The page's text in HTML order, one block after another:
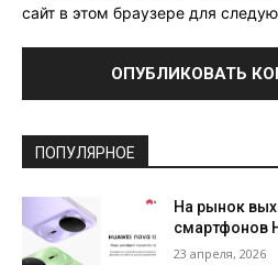
сайт в этом браузере для
ПОПУЛЯРНОЕ
На рынок
смартфонов
23 апреля, 2026